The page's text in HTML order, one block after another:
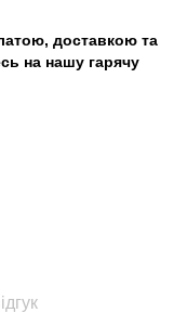
доставкою та
на нашу гарячу